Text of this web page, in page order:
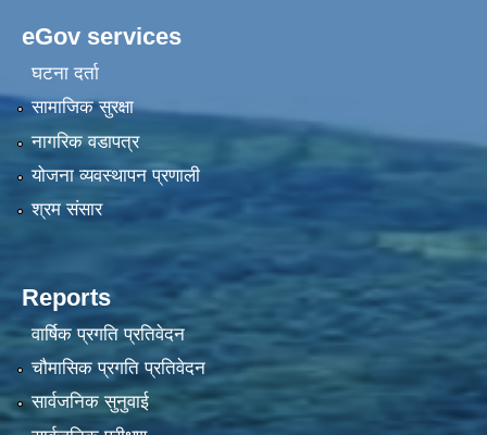
eGov services
घटना दर्ता
सामाजिक सुरक्षा
नागरिक वडापत्र
योजना व्यवस्थापन प्रणाली
श्रम संसार
Reports
वार्षिक प्रगति प्रतिवेदन
चौमासिक प्रगति प्रतिवेदन
सार्वजनिक सुनुवाई